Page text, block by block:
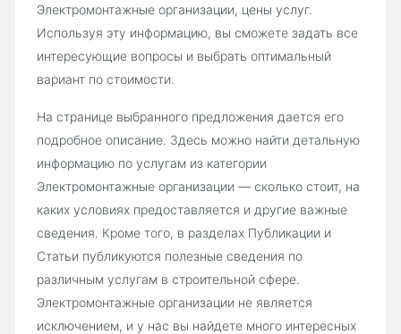
Электромонтажные организации, цены услуг.
Используя эту информацию, вы сможете задать все
интересующие вопросы и выбрать оптимальный
вариант по стоимости.
На странице выбранного предложения дается его
подробное описание. Здесь можно найти детальную
информацию по услугам из категории
Электромонтажные организации — сколько стоит, на
каких условиях предоставляется и другие важные
сведения. Кроме того, в разделах Публикации и
Статьи публикуются полезные сведения по
различным услугам в строительной сфере.
Электромонтажные организации не является
исключением, и у нас вы найдете много интересных